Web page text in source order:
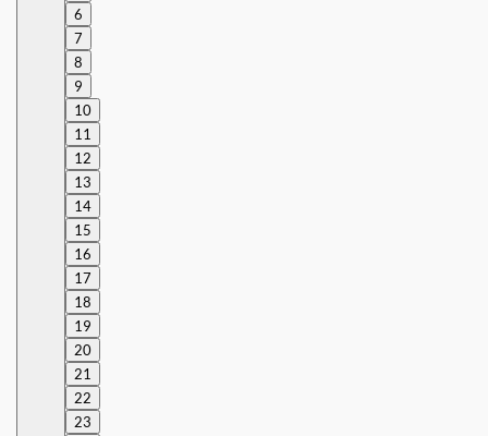
6
7
8
9
10
11
12
13
14
15
16
17
18
19
20
21
22
23